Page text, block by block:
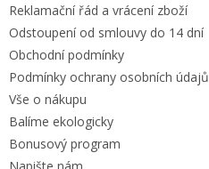
Reklamační řád a vrácení zboží
Odstoupení od smlouvy do 14 dní
Obchodní podmínky
Podmínky ochrany osobních údajů
Vše o nákupu
Balíme ekologicky
Bonusový program
Napište nám